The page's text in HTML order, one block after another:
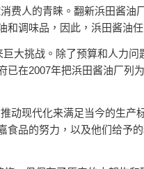
费人的青睐。翻新浜田酱油
调味品，因此，浜田酱油任
大挑战。除了预算和人力问
已在2007年把浜田酱油厂列
动现代化来满足当今的生产
食品的努力，以及他们给予